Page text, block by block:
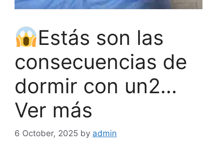
Estás son las
consecuencias de
dormir con un2…
Ver más
6 October, 2025 by admin